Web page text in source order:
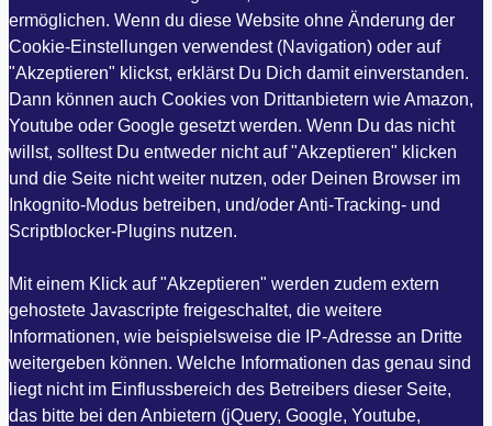
ermöglichen. Wenn du diese Website ohne Änderung der
Cookie-Einstellungen verwendest (Navigation) oder auf
"Akzeptieren" klickst, erklärst Du Dich damit einverstanden.
Dann können auch Cookies von Drittanbietern wie Amazon,
Youtube oder Google gesetzt werden. Wenn Du das nicht
willst, solltest Du entweder nicht auf "Akzeptieren" klicken
und die Seite nicht weiter nutzen, oder Deinen Browser im
Inkognito-Modus betreiben, und/oder Anti-Tracking- und
Scriptblocker-Plugins nutzen.
Mit einem Klick auf "Akzeptieren" werden zudem extern
gehostete Javascripte freigeschaltet, die weitere
Informationen, wie beispielsweise die IP-Adresse an Dritte
weitergeben können. Welche Informationen das genau sind
liegt nicht im Einflussbereich des Betreibers dieser Seite,
das bitte bei den Anbietern (jQuery, Google, Youtube,